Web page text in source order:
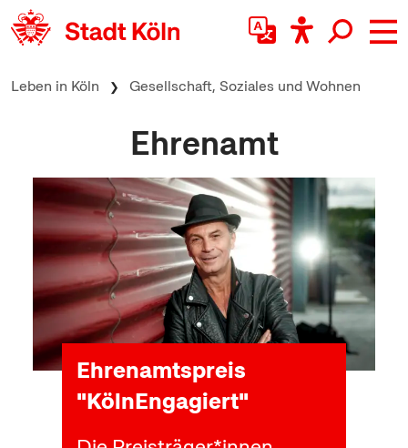
zum Inhalt springen
Leben in Köln Gesellschaft, Soziales und Wohnen
Ehrenamt
Wanderausstellung
"Silber für die
Goldwerten"